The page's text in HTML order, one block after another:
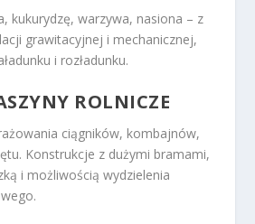
kukurydzę, warzywa, nasiona – z
grawitacyjnej i mechanicznej,
i rozładunku.
ROLNICZE
ciągników, kombajnów,
Konstrukcje z dużymi bramami,
i możliwością wydzielenia